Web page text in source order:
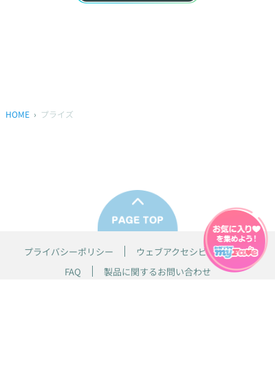
HOME プライズ
プライバシーポリシー
ウェブアクセシビリティ方針
FAQ
製品に関するお問い合わせ